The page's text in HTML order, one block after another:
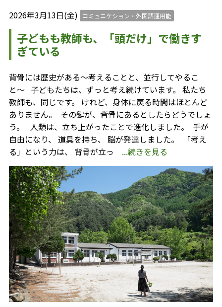
2026年3月13日(金) コミュニケション・外国語運用能
子どもも教師も、「頭だけ」で働きす
ぎている
背骨には歴史がある〜考えることと、並行してやるこ
と〜 ⁡ ⁡ 子どもたちは、ずっと考え続けています。 私たち
教師も、同じです。 けれど、身体に戻る時間はほとんど
ありません。 ⁡ その鍵が、背骨にあるとしたらどうでしょ
う。 ⁡ ⁡ 人類は、立ち上がったことで進化しました。 ⁡ 手が
自由になり、 道具を持ち、 脳が発達しました。 ⁡ 「考え
る」という力は、 背骨が立っ ...続きを見る